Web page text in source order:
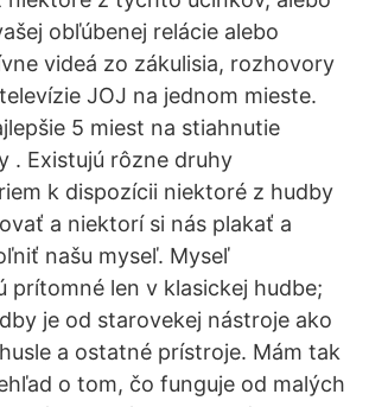
obľúbenej relácie alebo
videá zo zákulisia, rozhovory
JOJ na jednom mieste.
5 miest na stiahnutie
. Existujú rôzne druhy
k dispozícii niektoré z hudby
a niektorí si nás plakať a
našu myseľ. Myseľ
prítomné len v klasickej hudbe;
je od starovekej nástroje ako
a ostatné prístroje. Mám tak
o tom, čo funguje od malých